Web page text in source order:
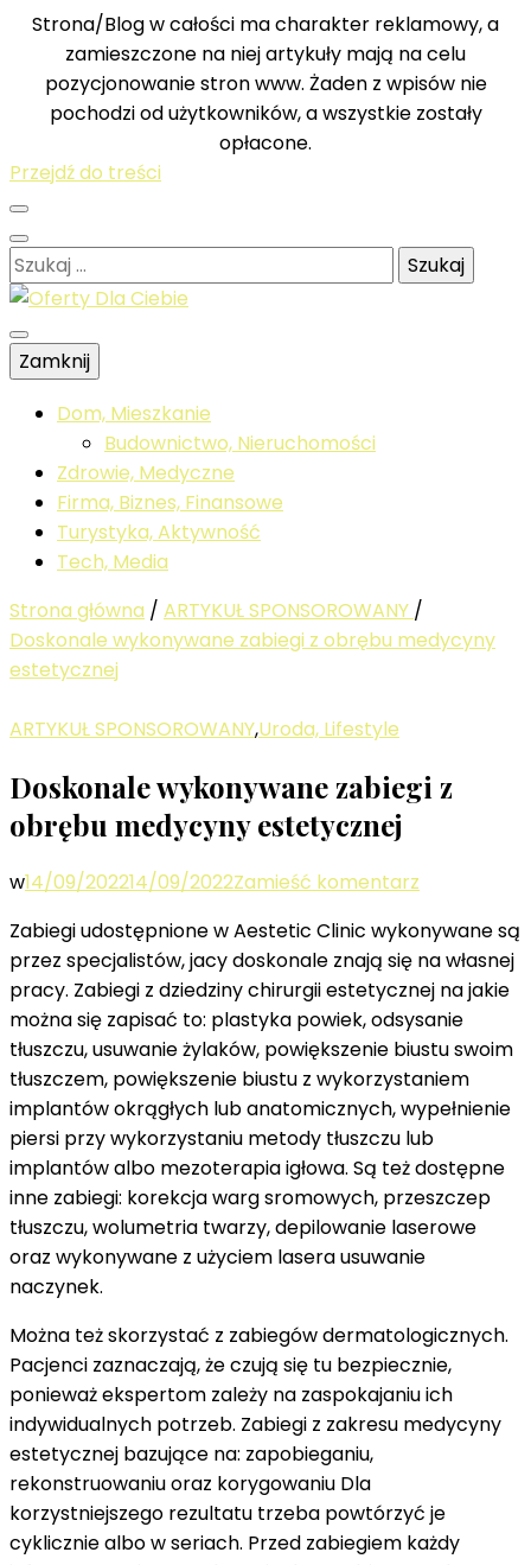
Strona/Blog w całości ma charakter reklamowy, a
zamieszczone na niej artykuły mają na celu
pozycjonowanie stron www. Żaden z wpisów nie
pochodzi od użytkowników, a wszystkie zostały
opłacone.
Przejdź do treści
Szukaj:
Oferty Dla
Ciebie
Sprawdź co dla ciebie przygotowaliśmy
Zamknij
Dom, Mieszkanie
Budownictwo, Nieruchomości
Zdrowie, Medyczne
Firma, Biznes, Finansowe
Turystyka, Aktywność
Tech, Media
Strona główna / ARTYKUŁ SPONSOROWANY /
Doskonale wykonywane zabiegi z obrębu medycyny
estetycznej
ARTYKUŁ SPONSOROWANY,Uroda, Lifestyle
Doskonale wykonywane zabiegi z
obrębu medycyny estetycznej
w14/09/202214/09/2022Zamieść komentarz
Doskonale
zabiegi
z
obrębu
medycyny
estetycznej
Zabiegi udostępnione w Aestetic Clinic wykonywane są
przez specjalistów, jacy doskonale znają się na własnej
pracy. Zabiegi z dziedziny chirurgii estetycznej na jakie
można się zapisać to: plastyka powiek, odsysanie
tłuszczu, usuwanie żylaków, powiększenie biustu swoim
tłuszczem, powiększenie biustu z wykorzystaniem
implantów okrągłych lub anatomicznych, wypełnienie
piersi przy wykorzystaniu metody tłuszczu lub
implantów albo mezoterapia igłowa. Są też dostępne
inne zabiegi: korekcja warg sromowych, przeszczep
tłuszczu, wolumetria twarzy, depilowanie laserowe
oraz wykonywane z użyciem lasera usuwanie
naczynek.
Można też skorzystać z zabiegów dermatologicznych.
Pacjenci zaznaczają, że czują się tu bezpiecznie,
ponieważ ekspertom zależy na zaspokajaniu ich
indywidualnych potrzeb. Zabiegi z zakresu medycyny
estetycznej bazujące na: zapobieganiu,
rekonstruowaniu oraz korygowaniu Dla
korzystniejszego rezultatu trzeba powtórzyć je
cyklicznie albo w seriach. Przed zabiegiem każdy